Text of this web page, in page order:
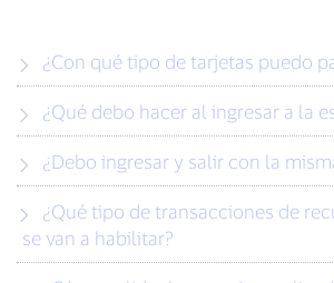
¿Con qué tipo de tarjetas puedo
¿Qué debo hacer al ingresar a la
¿Debo ingresar y salir con la
se van a habilitar?